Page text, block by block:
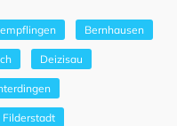
Bernhausen
Deizisau
Filderstadt